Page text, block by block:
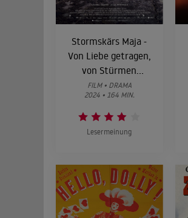
Stormskärs Maja -
Von Liebe getragen,
von Stürmen
geprägt
FILM • DRAMA
2024 • 164 MIN.
Lesermeinung